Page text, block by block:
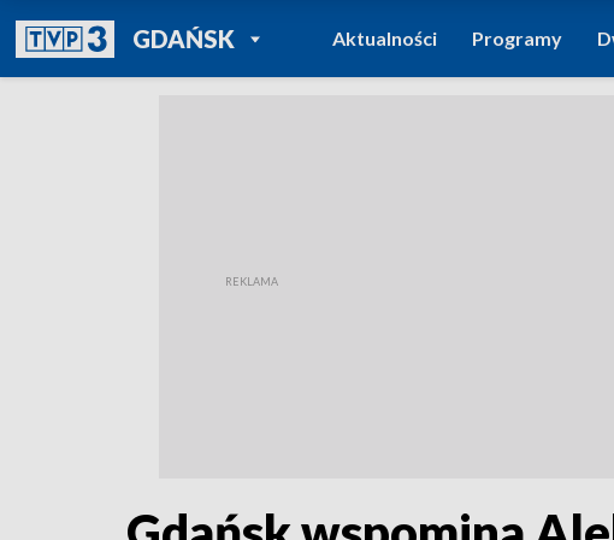
GDAŃSKPOWRÓT DO
TVP REGIONY
Aktualności Programy